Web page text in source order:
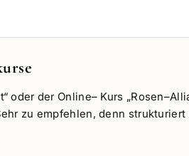
oder der Online– Kurs
zu empfehlen, denn